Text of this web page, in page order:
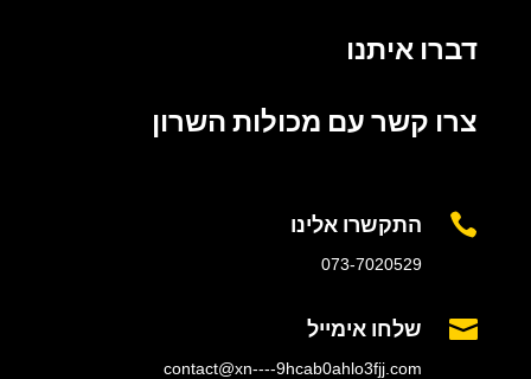
דברו איתנו
צרו קשר עם מכולות השרון
 התקשרו אלינו
073-7020529
 שלחו אימייל
contact@xn----9hcab0ahlo3fjj.com